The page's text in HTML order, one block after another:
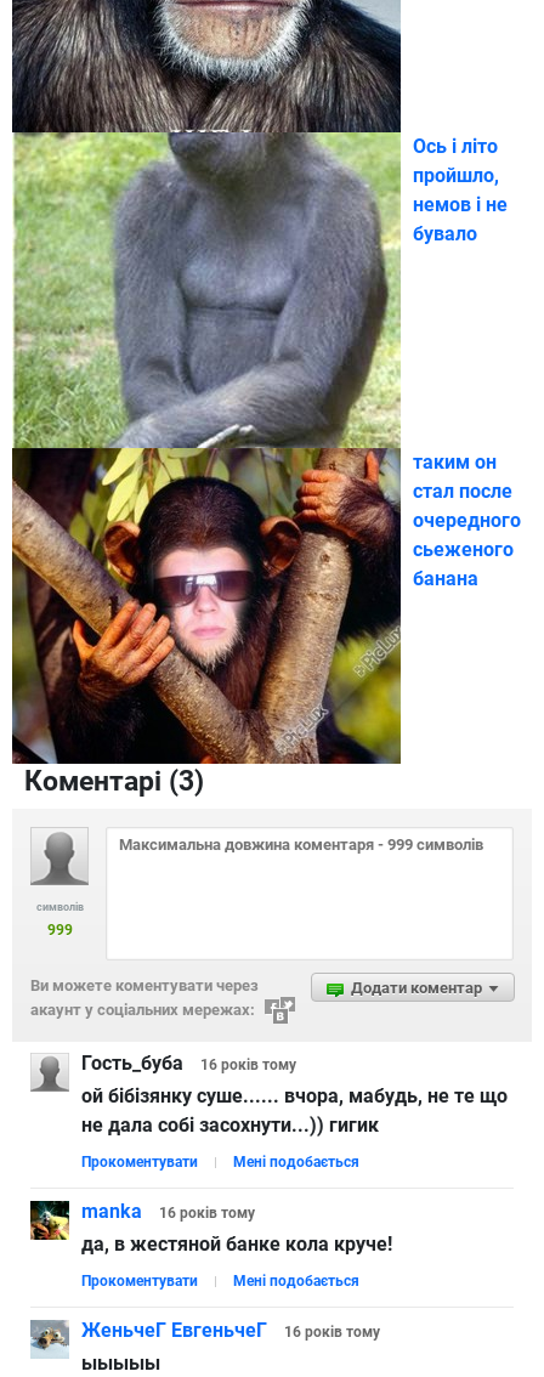
Ось і літо
пройшло,
немов і не
бувало
таким он
стал после
очередного
сьеженого
банана
Коментарі (3)
символів
999
Додати коментар
Ви можете коментувати через
акаунт у соціальних мережах:
Гость_буба 16 років тому
ой бібізянку суше...... вчора, мабудь, не те що
не дала собі засохнути...)) гигик
Прокоментувати Мені подобається
manka 16 років тому
да, в жестяной банке кола круче!
Прокоментувати Мені подобається
ЖеньчеГ ЕвгеньчеГ 16 років тому
ыыыыы